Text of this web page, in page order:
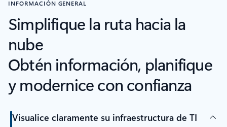
INFORMACIÓN GENERAL
Simplifique la ruta hacia la
nube
Obtén información, planifique
y modernice con confianza
Visualice claramente su infraestructura de TI